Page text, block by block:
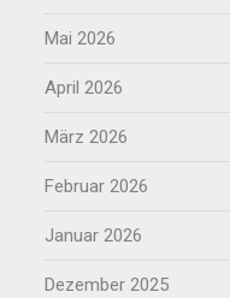
Mai 2026
April 2026
März 2026
Februar 2026
Januar 2026
Dezember 2025